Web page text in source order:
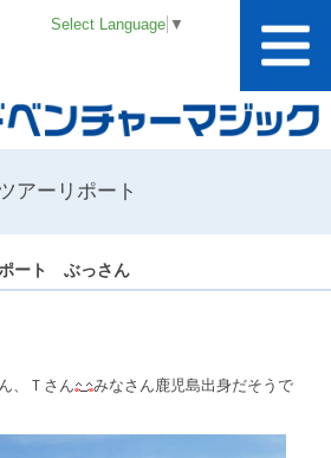
Select Language ▼
アーリポート
ート ぶっさん
、Ｔさん
みなさん鹿児島出身だそうで